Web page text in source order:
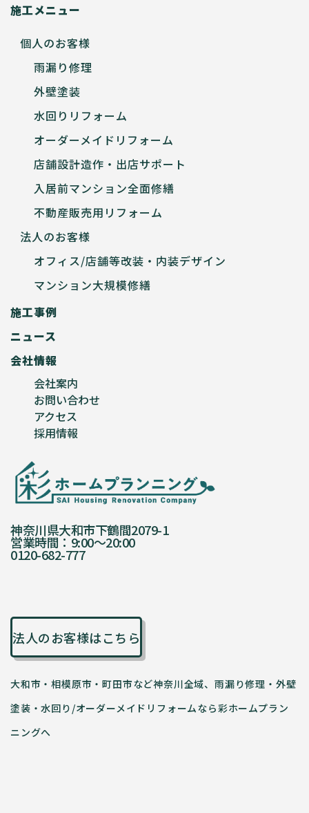
施工メニュー
個人のお客様
雨漏り修理
外壁塗装
水回りリフォーム
オーダーメイドリフォーム
店舗設計造作・出店サポート
入居前マンション全面修繕
不動産販売用リフォーム
法人のお客様
オフィス/店舗等改装・内装デザイン
マンション大規模修繕
施工事例
ニュース
会社情報
会社案内
お問い合わせ
アクセス
採用情報
神奈川県大和市下鶴間2079-1
営業時間：9:00〜20:00
0120-682-777
法人のお客様はこちら
大和市・相模原市・町田市など神奈川全域、雨漏り修理・外壁
塗装・水回り/オーダーメイドリフォームなら彩ホームプラン
ニングへ